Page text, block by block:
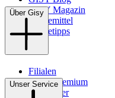
GISY Magazin
Pflegemittel
Pflegetipps
Über Gisy
Filialen
WMS-Premium
Newsletter
Unser Service